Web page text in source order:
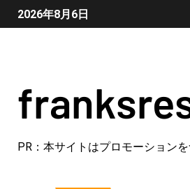
2026年8月6日
PR：本サイトはプロモーション